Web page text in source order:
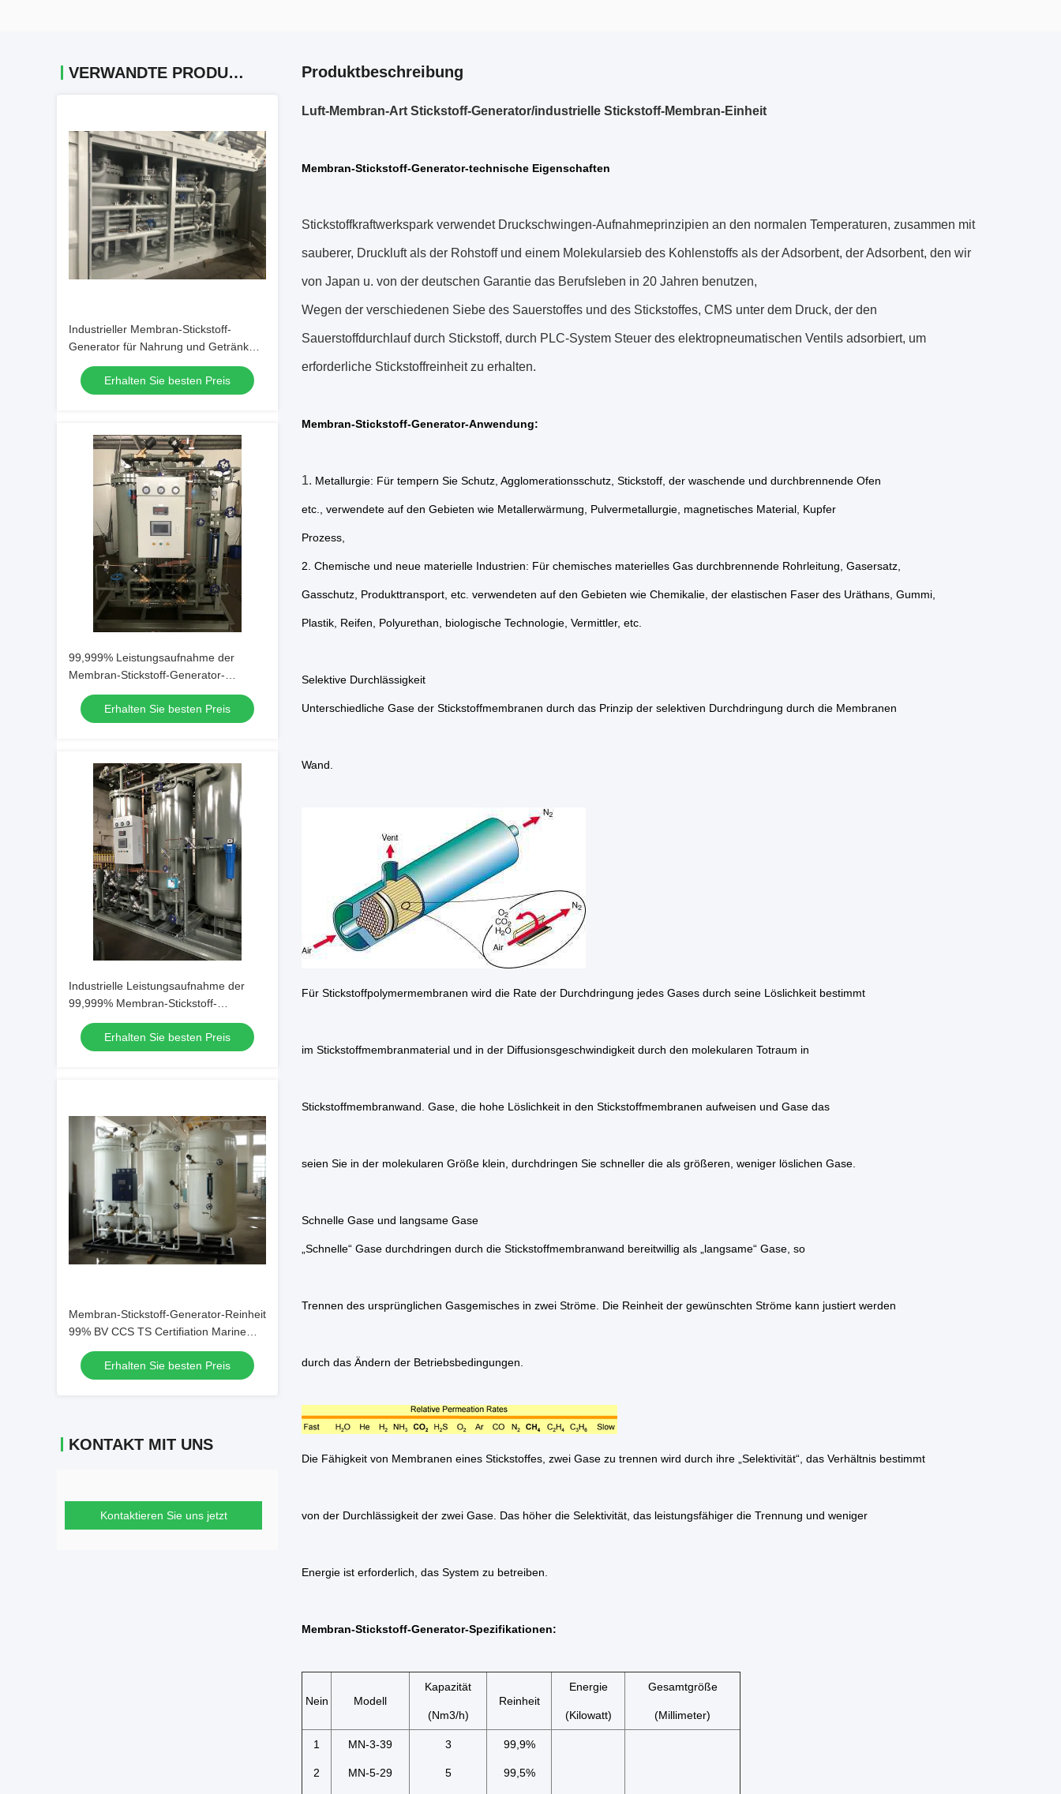
VERWANDTE PRODUKTE
Industrieller Membran-Stickstoff-
Generator für Nahrung und Getränk
220V/50Hz
Erhalten Sie besten Preis
99,999% Leistungsaufnahme der
Membran-Stickstoff-Generator-
geringen Energie
Erhalten Sie besten Preis
Industrielle Leistungsaufnahme der
99,999% Membran-Stickstoff-
Generator-geringen Energie
Erhalten Sie besten Preis
Membran-Stickstoff-Generator-Reinheit
99% BV CCS TS Certifiation Marine
Industry
Erhalten Sie besten Preis
KONTAKT MIT UNS
Kontaktieren Sie uns jetzt
Produktbeschreibung
Luft-Membran-Art Stickstoff-Generator/industrielle Stickstoff-Membran-Einheit
Membran-Stickstoff-Generator-technische Eigenschaften
Stickstoffkraftwerkspark verwendet Druckschwingen-Aufnahmeprinzipien an den normalen Temperaturen, zusammen mit
sauberer, Druckluft als der Rohstoff und einem Molekularsieb des Kohlenstoffs als der Adsorbent, der Adsorbent, den wir
von Japan u. von der deutschen Garantie das Berufsleben in 20 Jahren benutzen,
Wegen der verschiedenen Siebe des Sauerstoffes und des Stickstoffes, CMS unter dem Druck, der den
Sauerstoffdurchlauf durch Stickstoff, durch PLC-System Steuer des elektropneumatischen Ventils adsorbiert, um
erforderliche Stickstoffreinheit zu erhalten.
Membran-Stickstoff-Generator-Anwendung:
1. Metallurgie: Für tempern Sie Schutz, Agglomerationsschutz, Stickstoff, der waschende und durchbrennende Ofen
etc., verwendete auf den Gebieten wie Metallerwärmung, Pulvermetallurgie, magnetisches Material, Kupfer
Prozess,
2. Chemische und neue materielle Industrien: Für chemisches materielles Gas durchbrennende Rohrleitung, Gasersatz,
Gasschutz, Produkttransport, etc. verwendeten auf den Gebieten wie Chemikalie, der elastischen Faser des Uräthans, Gummi,
Plastik, Reifen, Polyurethan, biologische Technologie, Vermittler, etc.
Selektive Durchlässigkeit
Unterschiedliche Gase der Stickstoffmembranen durch das Prinzip der selektiven Durchdringung durch die Membranen
Wand.
Für Stickstoffpolymermembranen wird die Rate der Durchdringung jedes Gases durch seine Löslichkeit bestimmt
im Stickstoffmembranmaterial und in der Diffusionsgeschwindigkeit durch den molekularen Totraum in
Stickstoffmembranwand. Gase, die hohe Löslichkeit in den Stickstoffmembranen aufweisen und Gase das
seien Sie in der molekularen Größe klein, durchdringen Sie schneller die als größeren, weniger löslichen Gase.
Schnelle Gase und langsame Gase
„Schnelle“ Gase durchdringen durch die Stickstoffmembranwand bereitwillig als „langsame“ Gase, so
Trennen des ursprünglichen Gasgemisches in zwei Ströme. Die Reinheit der gewünschten Ströme kann justiert werden
durch das Ändern der Betriebsbedingungen.
Die Fähigkeit von Membranen eines Stickstoffes, zwei Gase zu trennen wird durch ihre „Selektivität“, das Verhältnis bestimmt
von der Durchlässigkeit der zwei Gase. Das höher die Selektivität, das leistungsfähiger die Trennung und weniger
Energie ist erforderlich, das System zu betreiben.
Membran-Stickstoff-Generator-Spezifikationen:
Nein Modell
Kapazität
(Nm3/h)
Reinheit
Energie
(Kilowatt)
Gesamtgröße
(Millimeter)
1
2
MN-3-39
MN-5-29
3
5
99,9%
99,5%